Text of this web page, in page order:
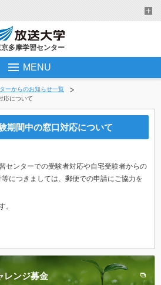
多摩学習センター
MENU
ーからのお知らせ一覧
応について
期間中の窓口対応について
センターでの受験者対応や自宅受験者からの
につきましては、郵便での申請にご協力を
。
レンジ募金